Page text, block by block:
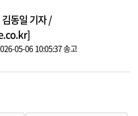
동일 기자 /
05-06 10:05:37 송고